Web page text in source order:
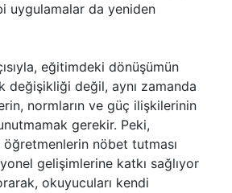
uygulamalar da yeniden
eğitimdeki dönüşümün
değişikliği değil, aynı zamanda
normların ve güç ilişkilerinin
gerekir. Peki,
nöbet tutması
gelişimlerine katkı sağlıyor
okuyucuları kendi